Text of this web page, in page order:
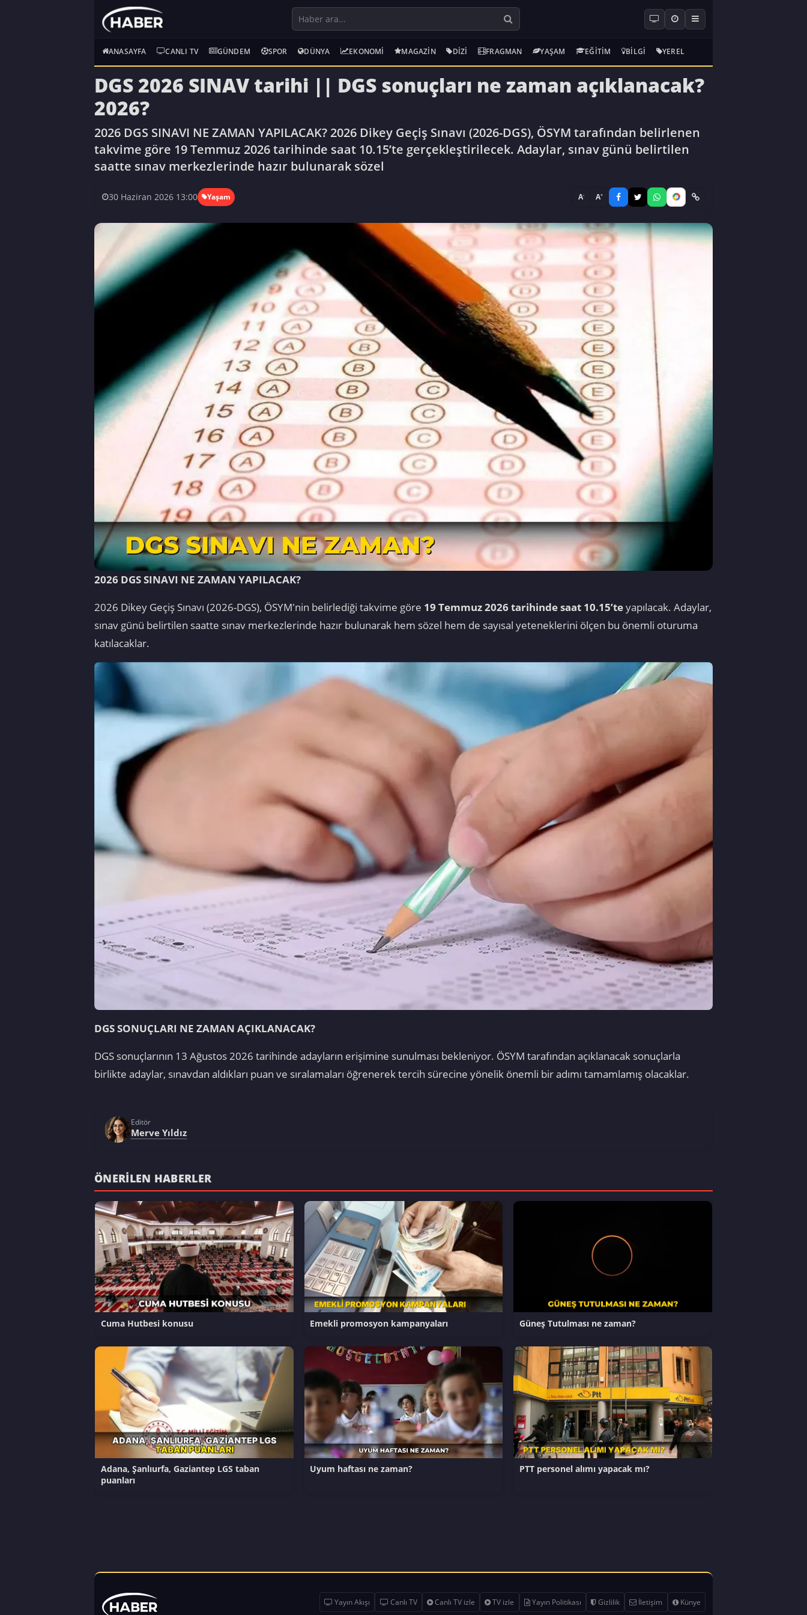
ANASAYFA CANLI TV GÜNDEM SPOR DÜNYA EKONOMI MAGAZIN DIZI FRAGMAN YAŞAM EĞITIM BILGI YEREL
DGS 2026 SINAV tarihi || DGS sonuçları ne zaman açıklanacak?
2026?
2026 DGS SINAVI NE ZAMAN YAPILACAK? 2026 Dikey Geçiş Sınavı (2026-DGS), ÖSYM tarafından belirlenen
takvime göre 19 Temmuz 2026 tarihinde saat 10.15’te gerçekleştirilecek. Adaylar, sınav günü belirtilen
saatte sınav merkezlerinde hazır bulunarak sözel
30 Haziran 2026 13:00 Yaşam A- A+
2026 DGS SINAVI NE ZAMAN YAPILACAK?
2026 Dikey Geçiş Sınavı (2026-DGS), ÖSYM'nin belirlediği takvime göre 19 Temmuz 2026 tarihinde saat 10.15’teyapılacak. Adaylar,
sınav günü belirtilen saatte sınav merkezlerinde hazır bulunarak hem sözel hem de sayısal yeteneklerini ölçen bu önemli oturuma
katılacaklar.
DGS SONUÇLARI NE ZAMAN AÇIKLANACAK?
DGS sonuçlarının 13 Ağustos 2026 tarihinde adayların erişimine sunulması bekleniyor. ÖSYM tarafından açıklanacak sonuçlarla
birlikte adaylar, sınavdan aldıkları puan ve sıralamaları öğrenerek tercih sürecine yönelik önemli bir adımı tamamlamış olacaklar.
Editör
Merve Yıldız
ÖNERILEN HABERLER
Cuma Hutbesi konusu Emekli promosyon kampanyaları Güneş Tutulması ne zaman?
Adana, Şanlıurfa, Gaziantep LGS taban
puanları
Uyum haftası ne zaman? PTT personel alımı yapacak mı?
Yayın Akışı Canlı TV Canlı TV izle TV izle Yayın Politikası Gizlilik İletişim Künye